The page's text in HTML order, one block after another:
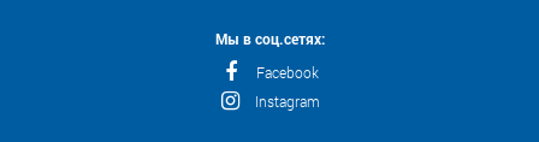
Мы в соц.сетях:
Facebook
Instagram